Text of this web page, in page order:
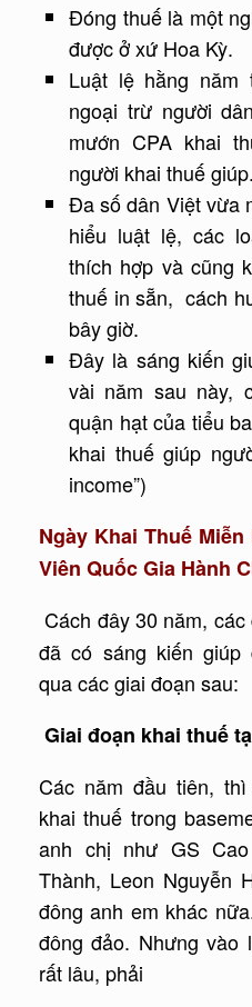
Đóng thuế là một
được ở xứ Hoa Kỳ.
Luật lệ hằng
ngoại trừ người
mướn CPA khai
người khai thuế giúp.
Đa số dân Việt vừa
hiểu luật lệ, các
thích hợp và cũng
thuế in sẵn, cách
bây giờ.
Đây là sáng kiến
vài năm sau này,
quận hạt của tiểu
khai thuế giúp
income”)
Ngày Khai Thuế
Viên Quốc Gia Hành
Cách đây 30 năm,
đã có sáng kiến giúp
qua các giai đoạn sau:
Giai đoạn khai thuế
Các năm đầu tiên,
khai thuế trong
anh chị như GS
Thành, Leon Nguyễn
đông anh em khác
đông đảo. Nhưng vào
rất lâu, phải